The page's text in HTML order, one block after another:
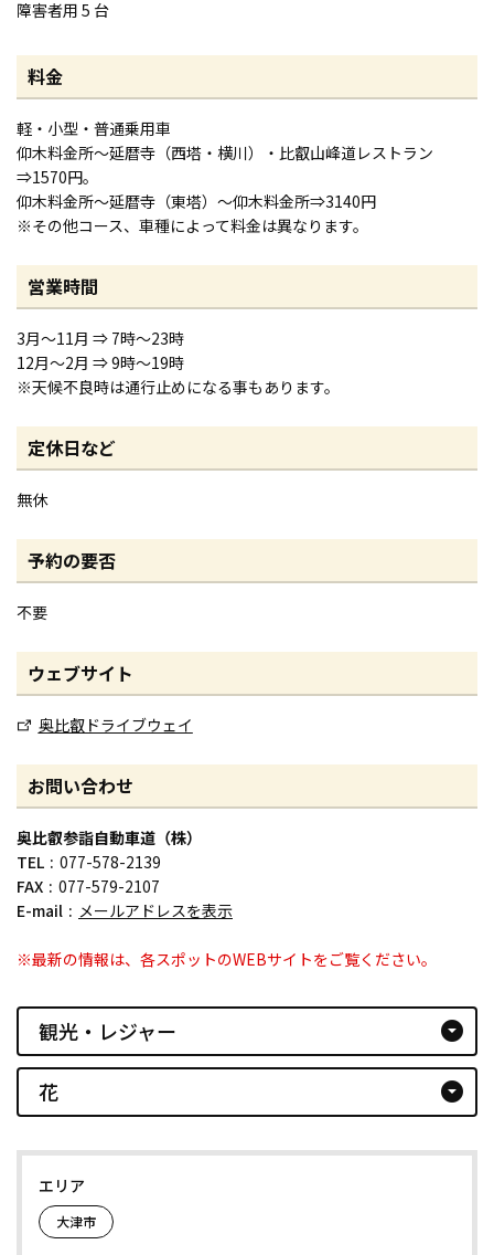
障害者用 5 台
料金
軽・小型・普通乗用車
仰木料金所〜延暦寺（西塔・横川）・比叡山峰道レストラン
⇒1570円。
仰木料金所〜延暦寺（東塔）〜仰木料金所⇒3140円
※その他コース、車種によって料金は異なります。
営業時間
3月～11月 ⇒ 7時～23時
12月～2月 ⇒ 9時～19時
※天候不良時は通行止めになる事もあります。
定休日など
無休
予約の要否
不要
ウェブサイト
奥比叡ドライブウェイ
お問い合わせ
奥比叡参詣自動車道（株）
TEL
077-578-2139
FAX
077-579-2107
E-mail
メールアドレスを表示
※最新の情報は、各スポットのWEBサイトをご覧ください。
観光・レジャー arrow_drop_down_circle
花 arrow_drop_down_circle
エリア
大津市